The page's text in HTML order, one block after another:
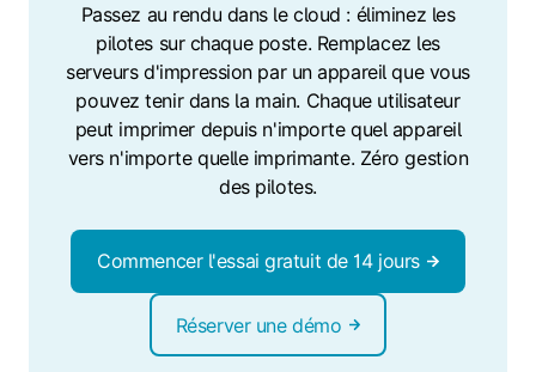
Passez au rendu dans le cloud : éliminez les
pilotes sur chaque poste. Remplacez les
serveurs d'impression par un appareil que vous
pouvez tenir dans la main. Chaque utilisateur
peut imprimer depuis n'importe quel appareil
vers n'importe quelle imprimante. Zéro gestion
des pilotes.
Commencer l'essai gratuit de 14 jours
Réserver une démo